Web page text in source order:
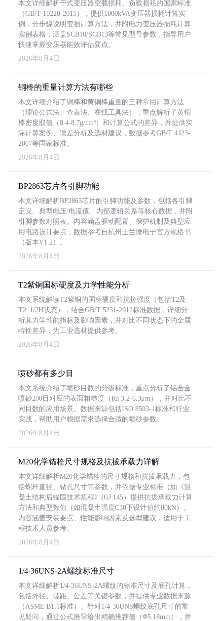
本文详细解析干式变压器空载损耗、负载损耗的国家标准
（GB/T 10228-2015），提供1000kVA变压器损耗计算实
例，分步骤说明变损计算方法，并附电力变压器损耗计算
实例表格，涵盖SCB10/SCB13等常见型号参数，指导用户
快速掌握变压器能效评估要点。
2026年8月4日
铜棒的重量计算方法有哪些
本文详细介绍了铜棒和黄铜棒重量的三种常用计算方法
（理论公式法、查表法、在线工具法），重点解析了黄铜
棒密度取值（8.4-8.7g/cm³）和计算公式的差异，并提供实
际计算案例、误差分析及选材建议，数据参考GB/T 4423-
2007等国家标准。
2026年8月4日
BP2863芯片各引脚功能
本文详细解析BP2863芯片的引脚功能及参数，包括各引脚
定义、典型电压/电流值、内部逻辑关系等核心数据，并附
引脚参数对照表。内容涵盖驱动配置、保护机制及典型应
用电路设计要点，数据参考自杭州士兰微电子官方规格书
（版本V1.2）。
2026年8月4日
T2紫铜国标硬度及力学性能分析
本文系统解读T2紫铜的国标硬度和抗拉强度（包括T2及
T2_1/2H状态），结合GB/T 5231-2012标准数据，详细分
析其力学性能指标及影响因素，并对比不同状态下的金属
特性差异，为工业选材提供参考。
2026年8月4日
喷砂都有多少目
本文系统介绍了喷砂目数的分级标准，重点分析了铝合金
喷砂200目对应的表面粗糙度（Ra 3.2-6.3μm），并对比不
同目数的应用场景。数据来源包括ISO 8503-1标准和行业
实践，帮助用户根据需求选择合适的喷砂参数。
2026年8月4日
M20化学锚栓尺寸规格及抗拔承载力详解
本文详细解析M20化学锚栓的尺寸规格和抗拔承载力，包
括螺杆直径、钻孔尺寸等参数，并依据专业标准（如《混
凝土结构后锚固技术规程》JGJ 145）提供抗拔承载力计算
方法和典型数值（如混凝土强度C30下设计值约80kN）。
内容涵盖安装要点、性能影响因素及选型建议，适用于工
程技术人员参考。
2026年8月4日
1/4-36UNS-2A螺纹标准尺寸
本文详细解析1/4-36UNS-2A螺纹的标准尺寸及底孔计算，
包括外径、螺距、公差等关键参数，并提供专业数据来源
（ASME B1.1标准）。针对1/4-36UNS螺纹底孔尺寸的常
见疑问，通过公式推导给出精确推荐值（Φ5.18mm），并